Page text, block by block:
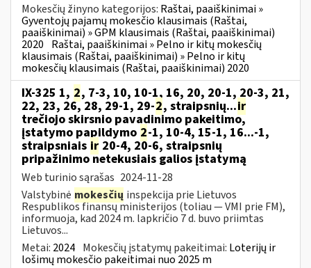
Mokesčių žinyno kategorijos: Raštai, paaiškinimai »
Gyventojų pajamų mokesčio klausimais (Raštai,
paaiškinimai) » GPM klausimais (Raštai, paaiškinimai)
2020 Raštai, paaiškinimai » Pelno ir kitų mokesčių
klausimais (Raštai, paaiškinimai) » Pelno ir kitų
mokesčių klausimais (Raštai, paaiškinimai) 2020
IX-325 1, 2, 7-3, 10, 10-1, 16, 20, 20-1, 20-3, 21,
22, 23, 26, 28, 29-1, 29-2, straipsnių...ir
trečiojo skirsnio pavadinimo pakeitimo,
įstatymo papildymo 2-1, 10-4, 15-1, 16...-1,
straipsniais ir 20-4, 20-6, straipsnių
pripažinimo netekusiais galios įstatymą
Web turinio sąrašas 2024-11-28
Valstybinė mokesčių inspekcija prie Lietuvos
Respublikos finansų ministerijos (toliau — VMI prie FM),
informuoja, kad 2024 m. lapkričio 7 d. buvo priimtas
Lietuvos...
Metai: 2024 Mokesčių įstatymų pakeitimai: Loterijų ir
lošimų mokesčio pakeitimai nuo 2025 m